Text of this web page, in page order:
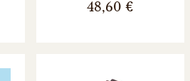
48,60 €